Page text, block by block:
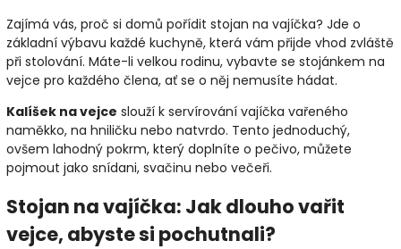
Zajímá vás, proč si domů pořídit stojan na vajíčka? Jde o
základní výbavu každé kuchyně, která vám přijde vhod zvláště
při stolování. Máte-li velkou rodinu, vybavte se stojánkem na
vejce pro každého člena, ať se o něj nemusíte hádat.
Kalíšek na vejce slouží k servírování vajíčka vařeného
naměkko, na hniličku nebo natvrdo. Tento jednoduchý,
ovšem lahodný pokrm, který doplníte o pečivo, můžete
pojmout jako snídani, svačinu nebo večeři.
Stojan na vajíčka: Jak dlouho vařit
vejce, abyste si pochutnali?